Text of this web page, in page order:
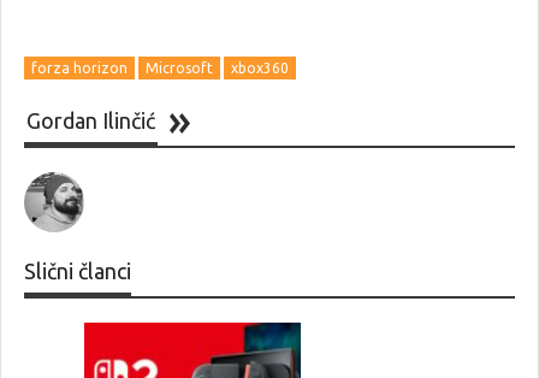
forza horizon Microsoft xbox360
Gordan Ilinčić
Slični članci